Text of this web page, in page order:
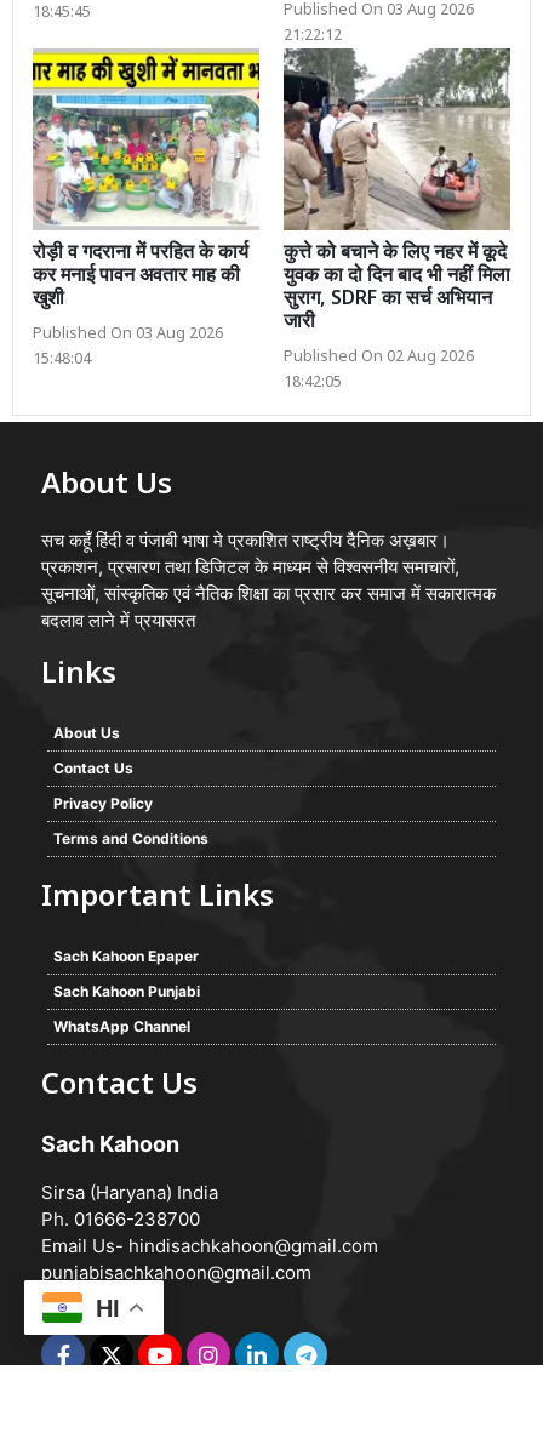
18:45:45
Published On 03 Aug 2026
21:22:12
रोड़ी व गदराना में परहित के कार्य
कर मनाई पावन अवतार माह की
खुशी
Published On 03 Aug 2026
15:48:04
कुत्ते को बचाने के लिए नहर में कूदे
युवक का दो दिन बाद भी नहीं मिला
सुराग, SDRF का सर्च अभियान
जारी
Published On 02 Aug 2026
18:42:05
About Us
सच कहूँ हिंदी व पंजाबी भाषा मे प्रकाशित राष्ट्रीय दैनिक अख़बार।
प्रकाशन, प्रसारण तथा डिजिटल के माध्यम से विश्वसनीय समाचारों,
सूचनाओं, सांस्कृतिक एवं नैतिक शिक्षा का प्रसार कर समाज में सकारात्मक
बदलाव लाने में प्रयासरत
Links
About Us
Contact Us
Privacy Policy
Terms and Conditions
Important Links
Sach Kahoon Epaper
Sach Kahoon Punjabi
WhatsApp Channel
Contact Us
Sach Kahoon
Sirsa (Haryana) India
Ph. 01666-238700
Email Us- hindisachkahoon@gmail.com
punjabisachkahoon@gmail.com
HI